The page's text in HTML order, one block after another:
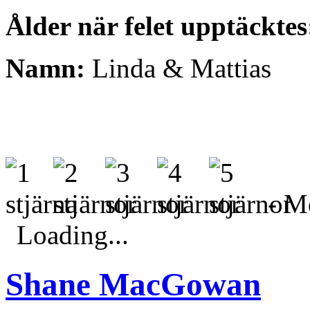
Ålder när felet
Namn: Linda & Mattias
-
Loading...
Shane MacGowan